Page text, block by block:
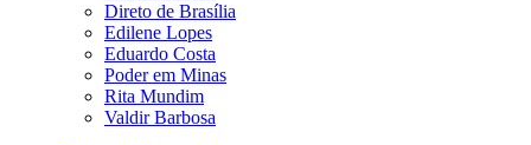
Direto de Brasília
Edilene Lopes
Eduardo Costa
Poder em Minas
Rita Mundim
Valdir Barbosa